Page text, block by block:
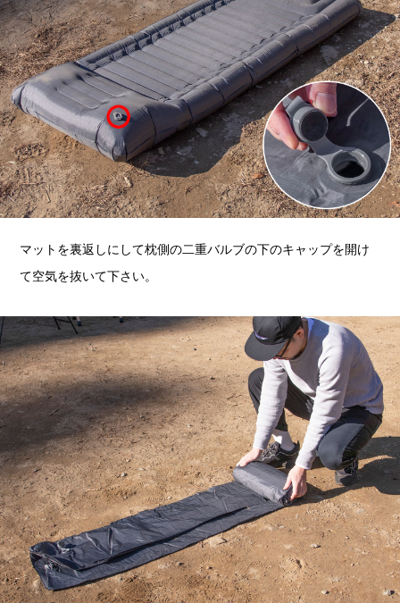
マットを裏返しにして枕側の二重バルブの下のキャップを開け
て空気を抜いて下さい。